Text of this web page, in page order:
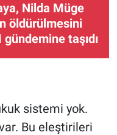
Nilda Müge
öldürülmesini
taşıdı
sistemi yok.
Bu eleştirileri